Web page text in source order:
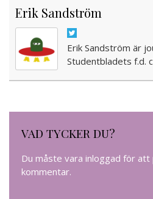
Erik Sandström
Erik Sandström är
Studentbladets f.d.
VAD TYCKER DU?
Du måste vara inloggad för att
kommentar.